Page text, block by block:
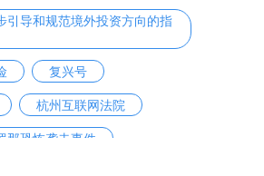
引导和规范境外投资方向的指
复兴号
杭州互联网法院
那恐怖袭击事件